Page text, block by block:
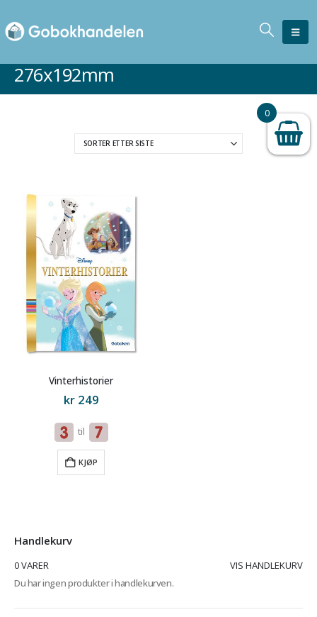
276x192mm
Vinterhistorier
kr249
til
KJØP
Handlekurv
0 VARER
VIS HANDLEKURV
Du har ingen produkter i handlekurven.
0